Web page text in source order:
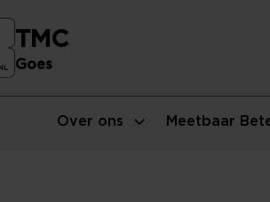
Over ons Meetbaar
TMC
Goes